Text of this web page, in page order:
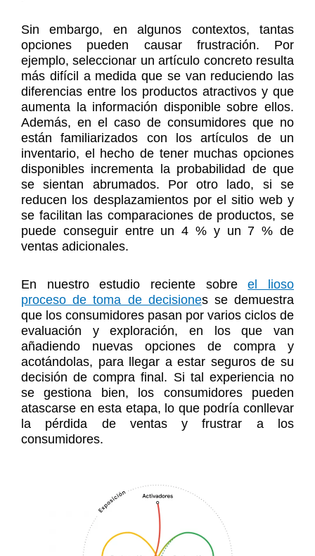
Sin embargo, en algunos contextos, tantas
opciones pueden causar frustración. Por
ejemplo, seleccionar un artículo concreto resulta
más difícil a medida que se van reduciendo las
diferencias entre los productos atractivos y que
aumenta la información disponible sobre ellos.
Además, en el caso de consumidores que no
están familiarizados con los artículos de un
inventario, el hecho de tener muchas opciones
disponibles incrementa la probabilidad de que
se sientan abrumados. Por otro lado, si se
reducen los desplazamientos por el sitio web y
se facilitan las comparaciones de productos, se
puede conseguir entre un 4 % y un 7 % de
ventas adicionales.
En nuestro estudio reciente sobreel lioso
proceso de toma de decisiones se demuestra
que los consumidores pasan por varios ciclos de
evaluación y exploración, en los que van
añadiendo nuevas opciones de compra y
acotándolas, para llegar a estar seguros de su
decisión de compra final. Si tal experiencia no
se gestiona bien, los consumidores pueden
atascarse en esta etapa, lo que podría conllevar
la pérdida de ventas y frustrar a los
consumidores.